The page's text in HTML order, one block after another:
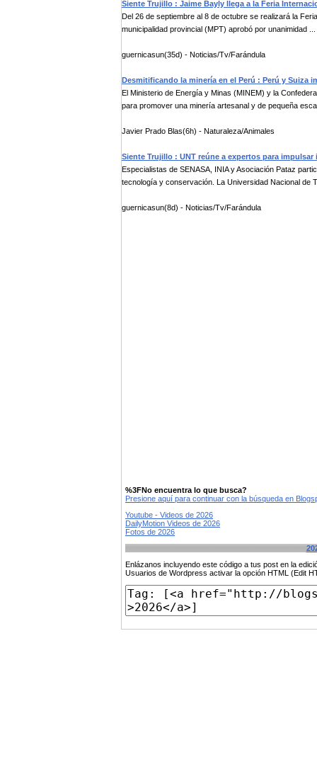
Siente Trujillo : Jaime Bayly llega a la Feria
Del 26 de septiembre al 8 de octubre se realizará la
municipalidad provincial (MPT) aprobó por unanimidad ...
guernicasun(35d) - Noticias/Tv/Farándula
Desmitificando la minería en el Perú : Perú y Suiza
El Ministerio de Energía y Minas (MINEM) y la
para promover una minería artesanal y de pequeña
Javier Prado Blas(6h) - Naturaleza/Animales
Siente Trujillo : UNT reúne a expertos para
Especialistas de SENASA, INIA y Asociación Pataz
tecnología y conservación. La Universidad Nacional de
guernicasun(8d) - Noticias/Tv/Farándula
%3FNo encuentra lo que busca?
Presione aquí para continuar con la búsqueda en
Youtube - Videos de 2026
DailyMotion Videos de 2026
Fotos de 2026
Enlázanos incluyendo este código a tus post en la
Usuarios de Wordpress activar la opción HTML (Edit